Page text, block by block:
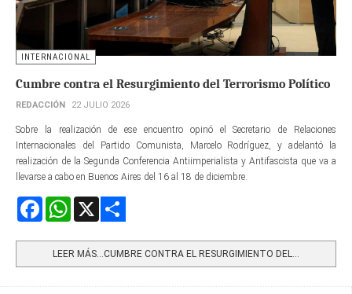
INTERNACIONAL
Cumbre contra el Resurgimiento del Terrorismo Político
REDACCIÓN 22 JULIO 2026
Sobre la realización de ese encuentro opinó el Secretario de Relaciones
Internacionales del Partido Comunista, Marcelo Rodríguez, y adelantó la
realización de la Segunda Conferencia Antiimperialista y Antifascista que va a
llevarse a cabo en Buenos Aires del 16 al 18 de diciembre.
FacebookWhatsApp
LEER MÁS…CUMBRE CONTRA EL RESURGIMIENTO DEL...